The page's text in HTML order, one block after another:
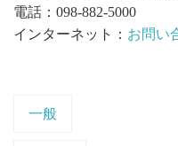
電話：098-882-5000
インターネット： お問い
一般